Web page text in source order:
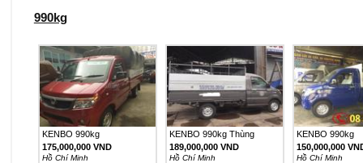
990kg
KENBO 990kg
175,000,000 VND
Hồ Chí Minh
KENBO 990kg Thùng
2m6,...
189,000,000 VND
Hồ Chí Minh
KENBO 990kg
150,000,000
Hồ Chí Minh